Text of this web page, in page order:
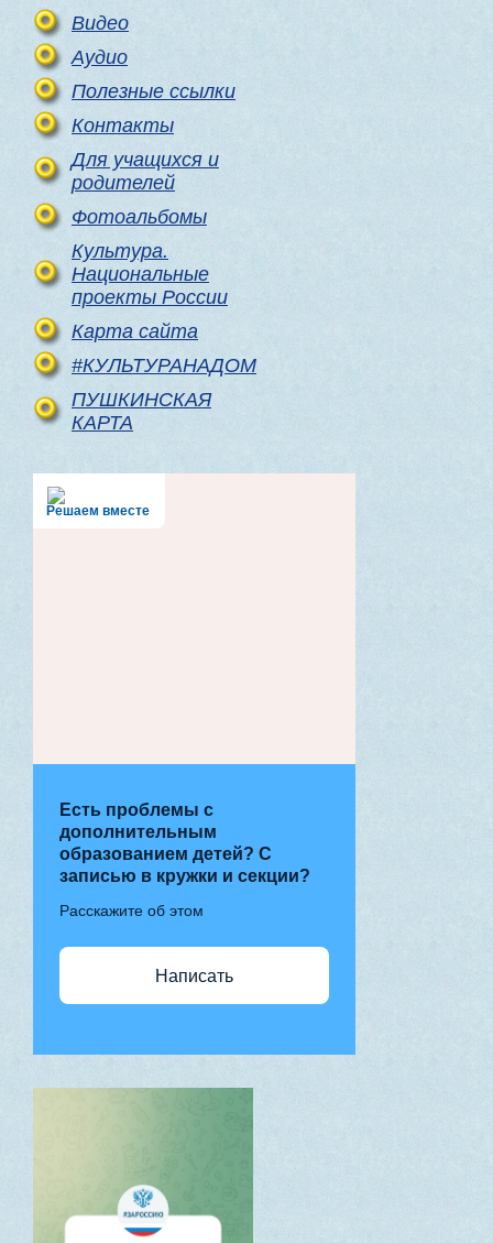
Видео
Аудио
Полезные ссылки
Контакты
Для учащихся и
родителей
Фотоальбомы
Культура.
Национальные
проекты России
Карта сайта
#КУЛЬТУРАНАДОМ
ПУШКИНСКАЯ
КАРТА
Решаем вместе
Есть проблемы с
дополнительным
образованием детей? С
записью в кружки и секции?
Расскажите об этом
Написать